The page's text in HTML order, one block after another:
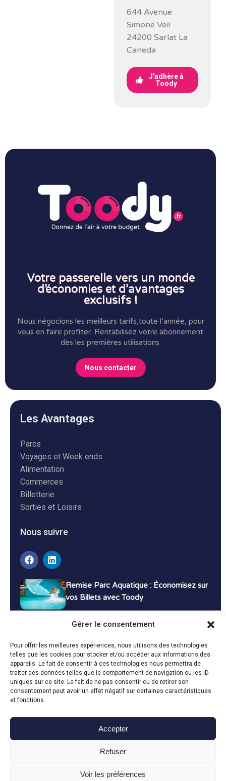
Gérer le consentement
Pour offrir les meilleures expériences, nous utilisons des technologies
telles que les cookies pour stocker et/ou accéder aux informations des
appareils. Le fait de consentir à ces technologies nous permettra de
traiter des données telles que le comportement de navigation ou les ID
uniques sur ce site. Le fait de ne pas consentir ou de retirer son
consentement peut avoir un effet négatif sur certaines caractéristiques
et fonctions.
Accepter
Refuser
Voir les préférences
644 Avenue
Simone Veil
24200 Sarlat La
Caneda
J'adhère à
Toody
Votre passerelle vers un monde
d’économies et d’avantages
exclusifs !
Nous négocions les meilleurs tarifs,toute l’année, pour
vous en faire profiter. Rentabilisez votre abonnement
dès les premières utilisations.
Nous contacter
Les Avantages
Parcs
Voyages et Week ends
Alimentation
Commerces
Billetterie
Sorties et Loisirs
Nous suivre
Remise Parc Aquatique : Économisez sur
vos Billets avec Toody
Bons Plans Voyage : Économisez sur vos
Vacances avec Toody
13 décembre 2024 Bon plans
Toody © 2024
Mentions légales
Politique de cookies